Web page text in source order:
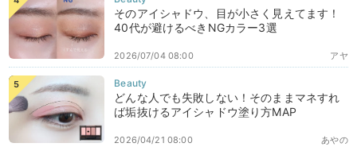
そのアイシャドウ、目が小さく見えてます！
40代が避けるべきNGカラー3選
アヤ
2026/07/04 08:00
どんな人でも失敗しない！そのままマネすれ
ば垢抜けるアイシャドウ塗り方MAP
あやの
2026/04/21 08:00